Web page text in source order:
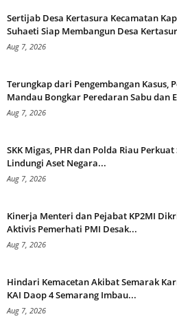
Sertijab Desa Kertasura Kecamatan
Suhaeti Siap Membangun Desa
Aug 7, 2026
Terungkap dari Pengembangan Kasus,
Mandau Bongkar Peredaran Sabu dan
Aug 7, 2026
SKK Migas, PHR dan Polda Riau Perkuat
Lindungi Aset Negara...
Aug 7, 2026
Kinerja Menteri dan Pejabat KP2MI
Aktivis Pemerhati PMI Desak...
Aug 7, 2026
Hindari Kemacetan Akibat Semarak
KAI Daop 4 Semarang Imbau...
Aug 7, 2026